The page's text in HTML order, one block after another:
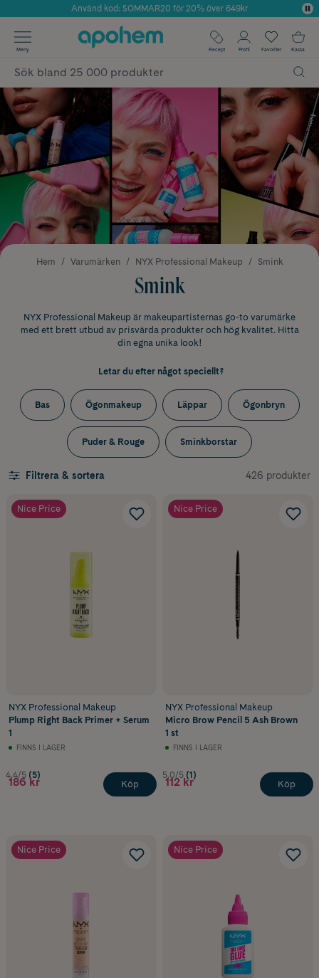
Årets Butik 2025 inom Skönhet
Använd kod: SOMMAR20 för 20% över 649kr
✓ Fri frakt
✓ Poäng på alla köp*
Meny Recept Profil Favoriter Kassa
Hem Varumärken NYX Professional Makeup Smink
Smink
NYX Professional Makeup är makeupartisternas go-to varumärke
med ett brett utbud av prisvärda produkter och hög kvalitet. Hitta
din egna unika look!
Letar du efter något speciellt?
Bas Ögonmakeup Läppar Ögonbryn
Puder & Rouge Sminkborstar
Filtrera & sortera 426 produkter
Nice Price
NYX Professional Makeup
Plump Right Back Primer + Serum
1
FINNS I LAGER
4.4/5 (5)
186 kr Köp
Nice Price
NYX Professional Makeup
Micro Brow Pencil 5 Ash Brown
1 st
FINNS I LAGER
5.0/5 (1)
112 kr Köp
Nice Price Nice Price